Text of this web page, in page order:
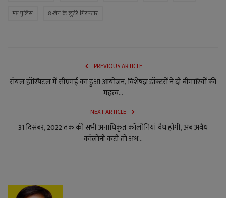
मप्र पुलिस
8-लेन के लुटेरे गिरफ्तार
PREVIOUS ARTICLE
रॉयल हॉस्पिटल में सीएमई का हुआ आयोजन, विशेषज्ञ डॉक्टरों ने दी बीमारियों की
महत्व...
NEXT ARTICLE
31 दिसंबर, 2022 तक की सभी अनाधिकृत कॉलोनियां वैध होंगी, अब अवैध
कॉलोनी कटी तो अध...